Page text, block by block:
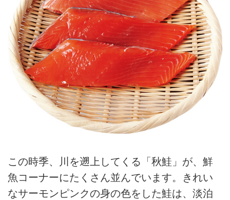
この時季、川を遡上してくる「秋鮭」が、鮮
魚コーナーにたくさん並んでいます。きれい
なサーモンピンクの身の色をした鮭は、淡泊